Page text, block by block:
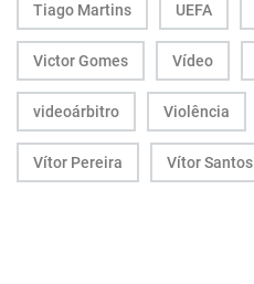
Tiago Martins UEFA
Victor Gomes Vídeo
videoárbitro Violência
Vítor Pereira Vítor Santos